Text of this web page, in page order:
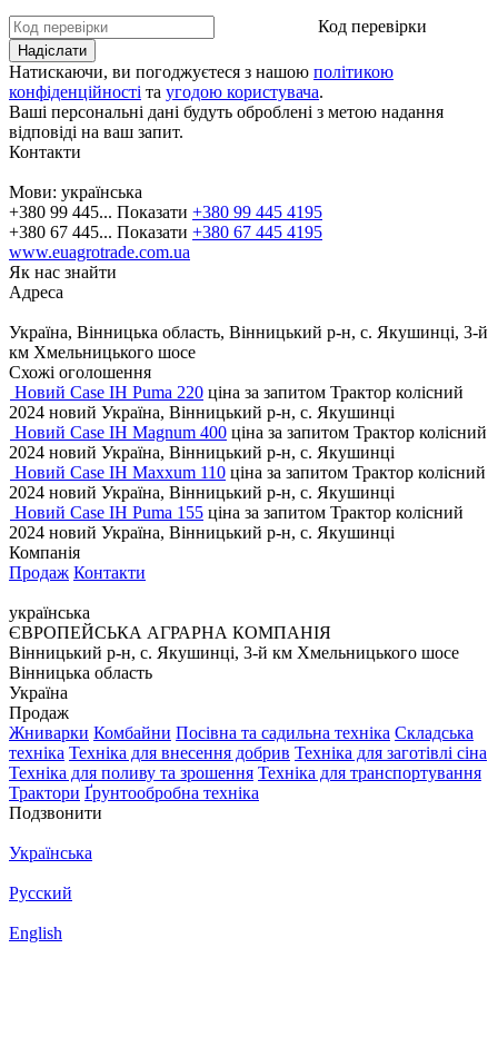
Код перевірки
Натискаючи, ви погоджуєтеся з нашою політикою
конфіденційності та угодою користувача.
Ваші персональні дані будуть оброблені з метою надання
відповіді на ваш запит.
Контакти
Мови: українська
+380 99 445... Показати +380 99 445 4195
+380 67 445... Показати +380 67 445 4195
www.euagrotrade.com.ua
Як нас знайти
Адреса
Україна, Вінницька область, Вінницький р-н, с. Якушинці, 3-й
км Хмельницького шосе
Схожі оголошення
Новий Case IH Puma 220 ціна за запитом Трактор колісний
2024 новий Україна, Вінницький р-н, с. Якушинці
Новий Case IH Magnum 400 ціна за запитом Трактор колісний
2024 новий Україна, Вінницький р-н, с. Якушинці
Новий Case IH Maxxum 110 ціна за запитом Трактор колісний
2024 новий Україна, Вінницький р-н, с. Якушинці
Новий Case IH Puma 155 ціна за запитом Трактор колісний
2024 новий Україна, Вінницький р-н, с. Якушинці
Компанія
Продаж Контакти
українська
ЄВРОПЕЙСЬКА АГРАРНА КОМПАНІЯ
Вінницький р-н, с. Якушинці, 3-й км Хмельницького шосе
Вінницька область
Україна
Продаж
Жниварки Комбайни Посівна та садильна техніка Складська
техніка Техніка для внесення добрив Техніка для заготівлі сіна
Техніка для поливу та зрошення Техніка для транспортування
Трактори Ґрунтообробна техніка
Подзвонити
Українська
Русский
English